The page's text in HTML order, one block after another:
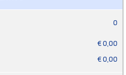
0
€0,00
€0,00